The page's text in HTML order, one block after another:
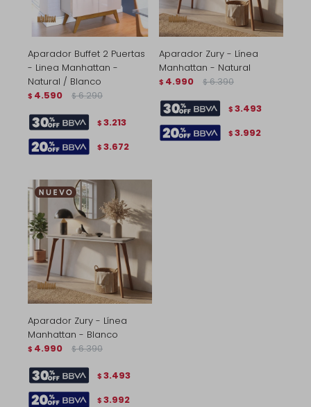
Aparador Buffet 2 Puertas
- Linea Manhattan -
Natural / Blanco
$ 4.590 $ 6.290
$ 3.213
$ 3.672
Aparador Zury - Línea
Manhattan - Natural
$ 4.990 $ 6.390
$ 3.493
$ 3.992
Aparador Zury - Línea
Manhattan - Blanco
$ 4.990 $ 6.390
$ 3.493
$ 3.992